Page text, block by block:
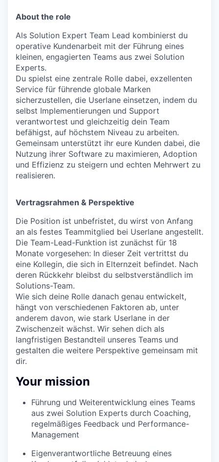
About the role
Als Solution Expert Team Lead kombinierst du
operative Kundenarbeit mit der Führung eines
kleinen, engagierten Teams aus zwei Solution
Experts.
Du spielst eine zentrale Rolle dabei, exzellenten
Service für führende globale Marken
sicherzustellen, die Userlane einsetzen, indem du
selbst Implementierungen und Support
verantwortest und gleichzeitig dein Team
befähigst, auf höchstem Niveau zu arbeiten.
Gemeinsam unterstützt ihr eure Kunden dabei, die
Nutzung ihrer Software zu maximieren, Adoption
und Effizienz zu steigern und echten Mehrwert zu
realisieren.
Vertragsrahmen & Perspektive
Die Position ist unbefristet, du wirst von Anfang
an als festes Teammitglied bei Userlane angestellt.
Die Team-Lead-Funktion ist zunächst für 18
Monate vorgesehen: In dieser Zeit vertrittst du
eine Kollegin, die sich in Elternzeit befindet. Nach
deren Rückkehr bleibst du selbstverständlich im
Solutions-Team.
Wie sich deine Rolle danach genau entwickelt,
hängt von verschiedenen Faktoren ab, unter
anderem davon, wie stark Userlane in der
Zwischenzeit wächst. Wir sehen dich als
langfristigen Bestandteil unseres Teams und
gestalten die weitere Perspektive gemeinsam mit
dir.
Your mission
Führung und Weiterentwicklung eines Teams
aus zwei Solution Experts durch Coaching,
regelmäßiges Feedback und Performance-
Management
Eigenverantwortliche Betreuung eines